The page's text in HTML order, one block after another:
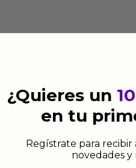
¿Quieres un
en tu
Regístrate para recibir
novedades y